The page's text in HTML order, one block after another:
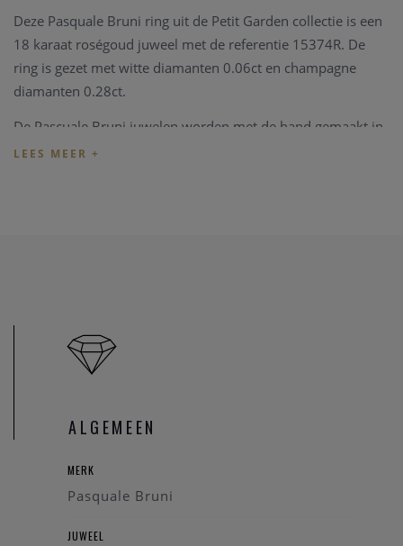
Deze Pasquale Bruni ring uit de Petit Garden collectie is een
18 karaat roségoud juweel met de referentie 15374R. De
ring is gezet met witte diamanten 0.06ct en champagne
diamanten 0.28ct.
De Pascuale Bruni juwelen worden met de hand gemaakt in
Italië met ambachtelijke technieken en elke creatie is
ook al uw juweel herstellingen welkom in onze zaak, alsook
kunnen we juwelen uittekenen naar uw wens en smaak.
U bent ook steeds welkom in onze
ALGEMEEN
MERK
Pasquale Bruni
JUWEEL